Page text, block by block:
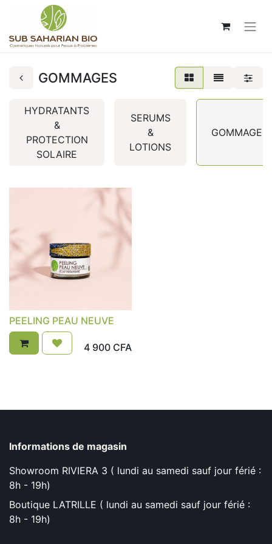
GOMMAGES
HYDRATANTS
&
PROTECTION
SOLAIRE
SERUMS
&
LOTIONS
GOMMAGES
PEELING PEAU NEUVE
4 900CFA
Informations de magasin
Showroom RIVIERA 3 ( lundi au samedi sauf jour férié :
8h - 19h)
Boutique LATRILLE ( lundi au samedi sauf jour férié :
8h - 19h)